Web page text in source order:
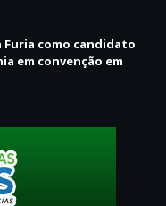
Furia como candidato
em convenção em